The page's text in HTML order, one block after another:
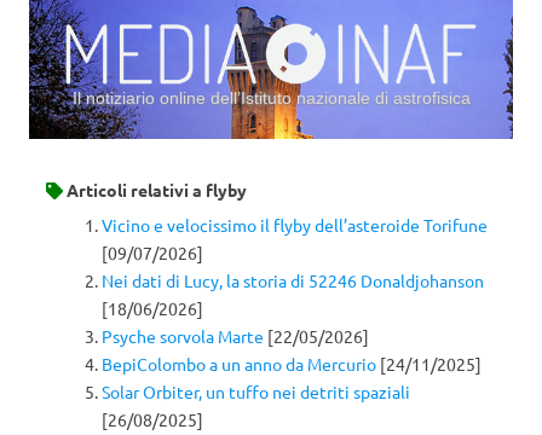
Il notiziario online dell’Istituto nazionale di astrofisica
Articoli relativi a flyby
Vicino e velocissimo il flyby dell’asteroide Torifune
[09/07/2026]
Nei dati di Lucy, la storia di 52246 Donaldjohanson
[18/06/2026]
Psyche sorvola Marte [22/05/2026]
BepiColombo a un anno da Mercurio [24/11/2025]
Solar Orbiter, un tuffo nei detriti spaziali
[26/08/2025]